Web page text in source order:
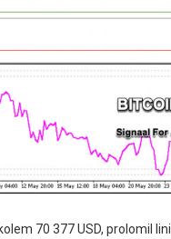
70 377 USD, prolomil